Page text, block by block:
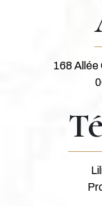
168 Allée